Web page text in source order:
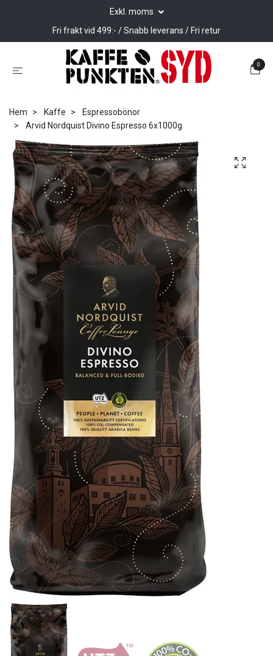
Exkl. moms
Fri frakt vid 499:- / Snabb leverans / Fri retur
0
Hem Kaffe
Espressobönor
Arvid Nordquist Divino Espresso 6x1000g